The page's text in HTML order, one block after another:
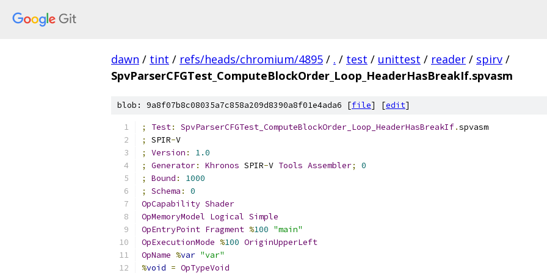
dawn / tint / refs/heads/chromium/4895 / . / test / unittest / reader / spirv /
SpvParserCFGTest_ComputeBlockOrder_Loop_HeaderHasBreakIf.spvasm
blob: 9a8f07b8c08035a7c858a209d8390a8f01e4ada6 [file] [edit]
; Test: SpvParserCFGTest_ComputeBlockOrder_Loop_HeaderHasBreakIf.spvasm
;
SPIR-V
;
Version :
1.0
;
Generator: Khronos SPIR-V Tools Assembler;
0
;
Bound :
1000
;
Schema :
0
OpCapability Shader
OpMemoryModel Logical Simple
OpEntryPoint Fragment %100 "main"
OpExecutionMode %100 OriginUpperLeft
OpName %var "var"
%void = OpTypeVoid